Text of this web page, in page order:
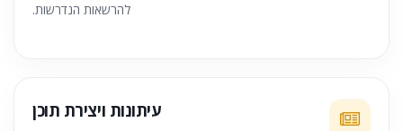
להרשאות הנדרשות.
עיתונות ויצירת תוכן